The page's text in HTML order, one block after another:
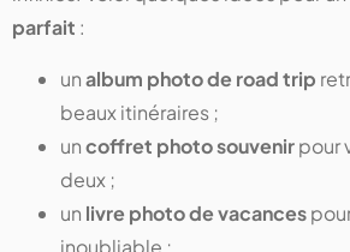
parfait :
unalbum photo de road trip
beaux itinéraires ;
uncoffret photo souvenirpour
deux ;
un livre photo de vacances